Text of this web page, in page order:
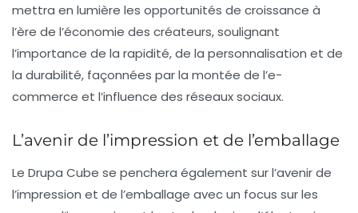
mettra en lumière les opportunités de croissance à
l’ère de l’économie des créateurs, soulignant
l’importance de la rapidité, de la personnalisation et de
la durabilité, façonnées par la montée de l’e-
commerce et l’influence des réseaux sociaux.
L’avenir de l’impression et de l’emballage
Le Drupa Cube se penchera également sur l’avenir de
l’impression et de l’emballage avec un focus sur les